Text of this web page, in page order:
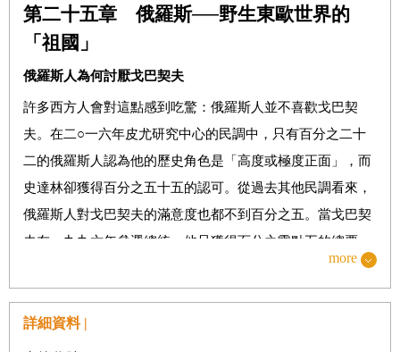
／在以弗所追隨先賢足跡／土耳其能否在二○二三年加入歐
盟？／鬱悶的東歐／土耳其能教我們什麼
的故鄉／國際標準和通用字母／口是心非的國家／搭便車走
遍保加利亞／洛多皮山脈的背包旅行／圖金查村的奇遇／認
識保加利亞的鄉民／認識圖金查的英國人／愛莉的分析／共
產主義的漫長陰影／但凡事還是有光明面／與妮基重聚／布
爾加斯、內塞伯爾和陽光海岸／充滿信任感的瓦爾納屋主／
消失中的東歐人世界人口為何不會減少／增產報國／莎拉的
第二十五章 俄羅斯──野生東歐世界的
「祖國」
俄羅斯人為何討厭戈巴契夫
許多西方人會對這點感到吃驚：俄羅斯人並不喜歡戈巴契
夫。在二○一六年皮尤研究中心的民調中，只有百分之二十
二的俄羅斯人認為他的歷史角色是「高度或極度正面」，而
史達林卻獲得百分之五十五的認可。從過去其他民調看來，
俄羅斯人對戈巴契夫的滿意度也都不到百分之五。當戈巴契
夫在一九九六年參選總統，他只獲得百分之零點五的總票
數，連「以上皆非」的選項得到的票數都比他多將近十倍。
俄羅斯人為何如此討厭戈巴契夫？照理說，讓俄羅斯人擁有
言論自由、旅行自由和私人財產應能取悅他們。難道沒流一
more
詳細資料 |